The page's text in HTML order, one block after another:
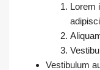
Lorem
Vestibulum